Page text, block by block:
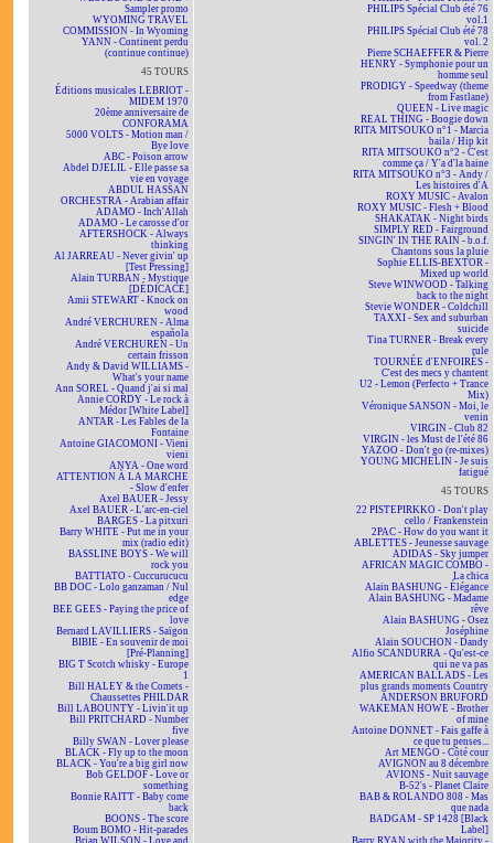
Sampler promo
WYOMING TRAVEL
COMMISSION - In Wyoming
YANN - Continent perdu
(continue continue)
45 TOURS
Éditions musicales LEBRIOT -
MIDEM 1970
20ème anniversaire de
CONFORAMA
5000 VOLTS - Motion man /
Bye love
ABC - Poison arrow
Abdel DJELIL - Elle passe sa
vie en voyage
ABDUL HASSAN
ORCHESTRA - Arabian affair
ADAMO - Inch'Allah
ADAMO - Le carosse d'or
AFTERSHOCK - Always
thinking
Al JARREAU - Never givin' up
[Test Pressing]
Alain TURBAN - Mystique
[DÉDICACÉ]
Amii STEWART - Knock on
wood
André VERCHUREN - Alma
española
André VERCHUREN - Un
certain frisson
Andy & David WILLIAMS -
What's your name
Ann SOREL - Quand j'ai si mal
Annie CORDY - Le rock à
Médor [White Label]
ANTAR - Les Fables de la
Fontaine
Antoine GIACOMONI - Vieni
vieni
ANYA - One word
ATTENTION À LA MARCHE
- Slow d'enfer
Axel BAUER - Jessy
Axel BAUER - L'arc-en-ciel
BARGES - La pitxuri
Barry WHITE - Put me in your
mix (radio edit)
BASSLINE BOYS - We will
rock you
BATTIATO - Cuccurucucu
BB DOC - Lolo ganzaman / Nul
edge
BEE GEES - Paying the price of
love
Bernard LAVILLIERS - Saïgon
BIBIE - En souvenir de moi
[Pré-Planning]
BIG T Scotch whisky - Europe
1
Bill HALEY & the Comets -
Chaussettes PHILDAR
Bill LABOUNTY - Livin'it up
Bill PRITCHARD - Number
five
Billy SWAN - Lover please
BLACK - Fly up to the moon
BLACK - You're a big girl now
Bob GELDOF - Love or
something
Bonnie RAITT - Baby come
back
BOONS - The score
Boum BOMO - Hit-parades
Brian WILSON - Love and
PHILIPS Spécial Club été 76
vol.1
PHILIPS Spécial Club été 78
vol. 2
Pierre SCHAEFFER & Pierre
HENRY - Symphonie pour un
homme seul
PRODIGY - Speedway (theme
from Fastlane)
QUEEN - Live magic
REAL THING - Boogie down
RITA MITSOUKO n°1 - Marcia
baila / Hip kit
RITA MITSOUKO n°2 - C'est
comme ça / Y'a d'la haine
RITA MITSOUKO n°3 - Andy /
Les histoires d'A
ROXY MUSIC - Avalon
ROXY MUSIC - Flesh + Blood
SHAKATAK - Night birds
SIMPLY RED - Fairground
SINGIN' IN THE RAIN - b.o.f.
Chantons sous la pluie
Sophie ELLIS-BEXTOR -
Mixed up world
Steve WINWOOD - Talking
back to the night
Stevie WONDER - Coldchill
TAXXI - Sex and suburban
suicide
Tina TURNER - Break every
rule
TOURNÉE d'ENFOIRÉS -
C'est des mecs y chantent
U2 - Lemon (Perfecto + Trance
Mix)
Véronique SANSON - Moi, le
venin
VIRGIN - Club 82
VIRGIN - les Must de l'été 86
YAZOO - Don't go (re-mixes)
YOUNG MICHELIN - Je suis
fatigué
45 TOURS
22 PISTEPIRKKO - Don't play
cello / Frankenstein
2PAC - How do you want it
ABLETTES - Jeunesse sauvage
ADIDAS - Sky jumper
AFRICAN MAGIC COMBO -
La chica
Alain BASHUNG - Élégance
Alain BASHUNG - Madame
rêve
Alain BASHUNG - Osez
Joséphine
Alain SOUCHON - Dandy
Alfio SCANDURRA - Qu'est-ce
qui ne va pas
AMERICAN BALLADS - Les
plus grands moments Country
ANDERSON BRUFORD
WAKEMAN HOWE - Brother
of mine
Antoine DONNET - Fais gaffe à
ce que tu penses...
Art MENGO - Côté cour
AVIGNON au 8 décembre
AVIONS - Nuit sauvage
B-52's - Planet Claire
BAB & ROLANDO 808 - Mas
que nada
BADGAM - SP 1428 [Black
Label]
Barry RYAN with the Majority -